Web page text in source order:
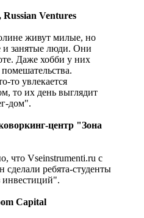
Russian Ventures
живут милые, но
и занятые люди. Они
Даже хобби у них
то увлекается
то их день выглядит
дом".
центр "Зона
что Vseinstrumenti.ru с
сделали ребята-студенты
инвестиций".
Capital